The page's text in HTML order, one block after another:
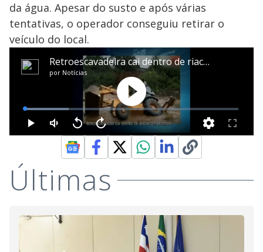
da água. Apesar do susto e após várias
tentativas, o operador conseguiu retirar o
veículo do local.
Últimas